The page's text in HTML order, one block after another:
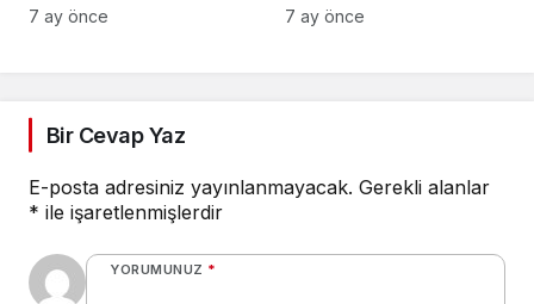
Kulübesi” Berlin Film
7 ay önce
Çeşmesi Orijinal
7 ay önce
Bir Cevap Yaz
E-posta adresiniz yayınlanmayacak. Gerekli alanlar
* ile işaretlenmişlerdir
YORUMUNUZ *